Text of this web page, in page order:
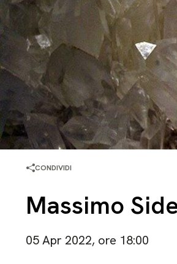
CONDIVIDI
Massimo
05 Apr 2022, ore 18:00